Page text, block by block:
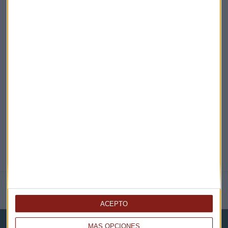
MÁS OPCIONES
ACEPTO
NOTICIAS RELACIONADAS